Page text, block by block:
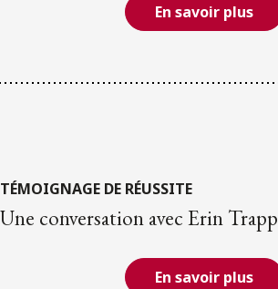
En savoir plus
TÉMOIGNAGE DE RÉUSSITE
Une conversation avec Erin Trapp
En savoir plus